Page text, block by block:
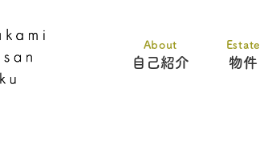
About
自己紹介
Estate
物件